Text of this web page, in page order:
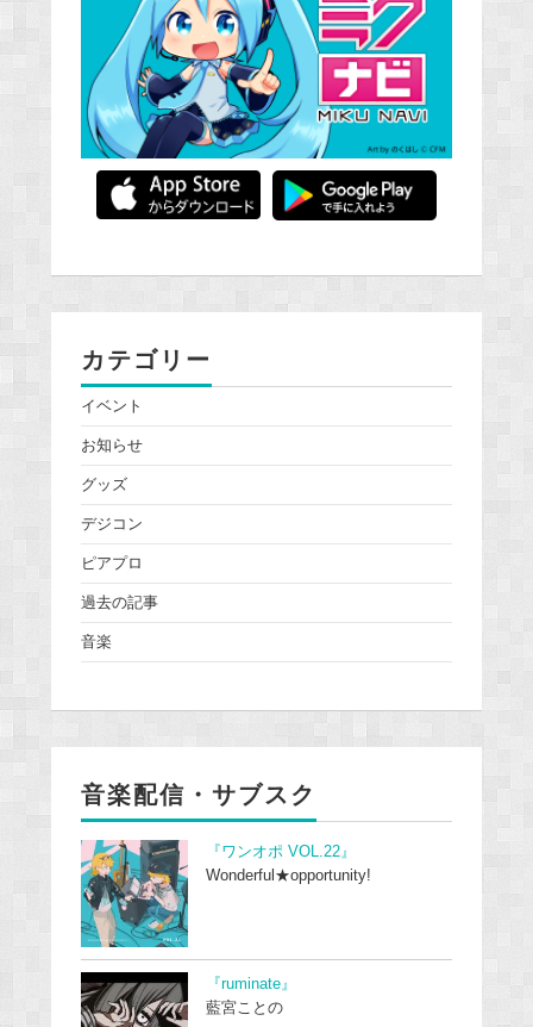
カテゴリー
イベント
お知らせ
グッズ
デジコン
ピアプロ
過去の記事
音楽
音楽配信・サブスク
『ワンオポ VOL.22』
Wonderful★opportunity!
『ruminate』
藍宮ことの